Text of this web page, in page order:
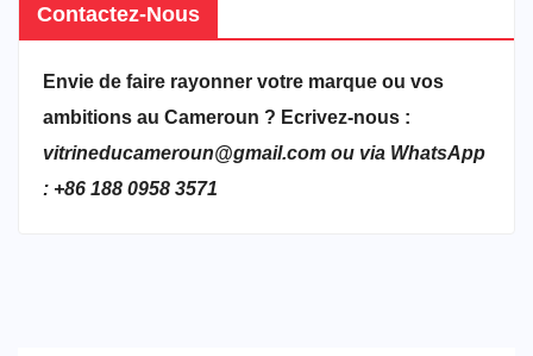
Contactez-Nous
Envie de faire rayonner votre marque ou vos
ambitions au Cameroun ? Ecrivez-nous :
vitrineducameroun@gmail.com ou via WhatsApp
: +86 188 0958 3571